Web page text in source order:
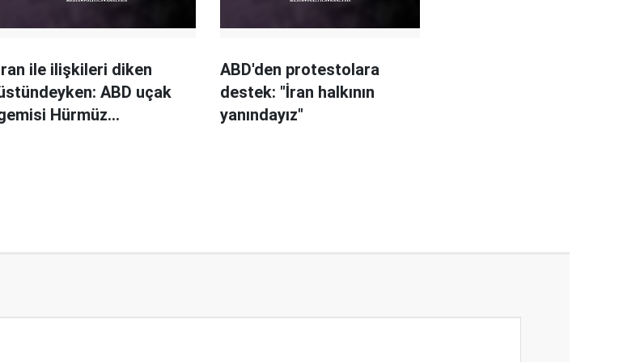
İran ile ilişkileri diken
ABD uçak
Hürmüz
ABD'den protestolara
destek: "İran halkının
yanındayız"